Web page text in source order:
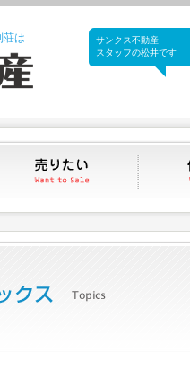
荘は
サンクス不動産
サンクス不動産
スタッフの松井です
売りたい